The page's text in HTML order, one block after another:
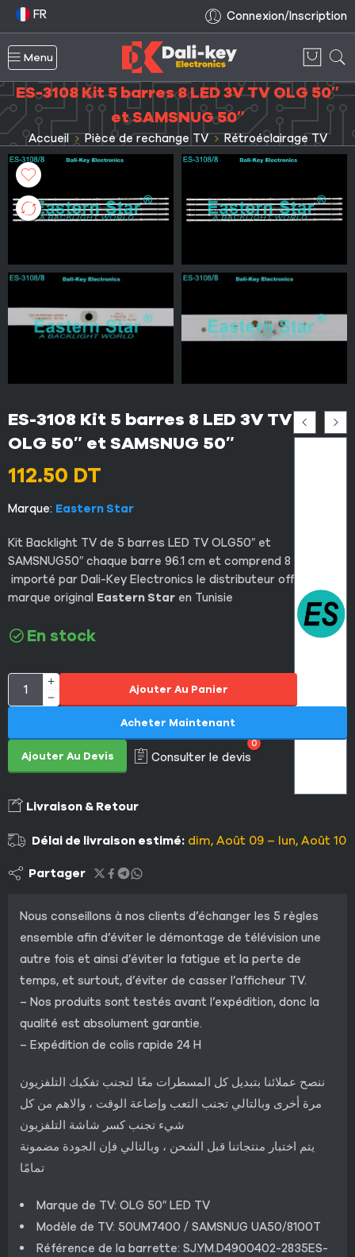
FR Connexion/Inscription
Menu
ES-3108 Kit 5 barres 8 LED 3V TV OLG 50″
et SAMSNUG 50″
Accueil Pièce de rechange TV Rétroéclairage TV
ES-3108 Kit 5 barres 8 LED 3V TV
OLG 50″ et SAMSNUG 50″
112.50 DT
Marque: Eastern Star
Kit Backlight TV de 5 barres LED TV OLG50″ et
SAMSNUG50″ chaque barre 96.1 cm et comprend 8 LED 3V.
importé par Dali-Key Electronics le distributeur officiel de la
marque original Eastern Star en Tunisie
En stock
Ajouter Au Panier
Ajouter Au Devis Consulter le devis
0
Acheter Maintenant
Livraison & Retour
Délai de livraison estimé: dim, Août 09 – lun, Août 10
Partager
Nous conseillons à nos clients d’échanger les 5 règles
ensemble afin d’éviter le démontage de télévision une
autre fois et ainsi d’éviter la fatigue et la perte de
temps, et surtout, d’éviter de casser l’afficheur TV.
– Nos produits sont testés avant l’expédition, donc la
qualité est absolument garantie.
– Expédition de colis rapide 24 H
ننصح عملائنا بتبديل كل المسطرات معًا لتجنب تفكيك التلفزيون
مرة أخرى وبالتالي تجنب التعب وإضاعة الوقت ، والاهم من كل
شيء تجنب كسر شاشة التلفزيون
يتم اختبار منتجاتنا قبل الشحن ، وبالتالي فإن الجودة مضمونة
تمامًا
Marque de TV: OLG 50″ LED TV
Modèle de TV: 50UM7400 / SAMSNUG UA50/8100T
Référence de la barrette: SJ.YM.D4900402-2835ES-